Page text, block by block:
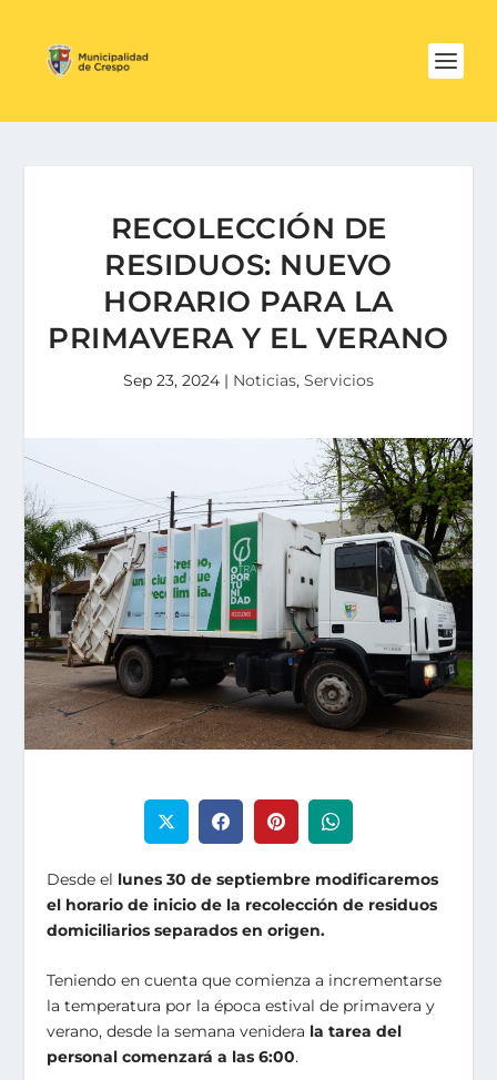
RECOLECCIÓN DE
RESIDUOS: NUEVO
HORARIO PARA LA
PRIMAVERA Y EL VERANO
Sep 23, 2024 | Noticias, Servicios
Desde el lunes 30 de septiembre modificaremos
el horario de inicio de la recolección de residuos
domiciliarios separados en origen.
Teniendo en cuenta que comienza a incrementarse
la temperatura por la época estival de primavera y
verano, desde la semana venidera la tarea del
personal comenzará a las 6:00.